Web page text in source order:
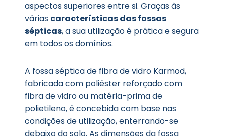
aspectos superiores entre si. Graças às
várias características das fossas
sépticas, a sua utilização é prática e segura
em todos os domínios.
A fossa séptica de fibra de vidro Karmod,
fabricada com poliéster reforçado com
fibra de vidro ou matéria-prima de
polietileno, é concebida com base nas
condições de utilização, enterrando-se
debaixo do solo. As dimensões da fossa